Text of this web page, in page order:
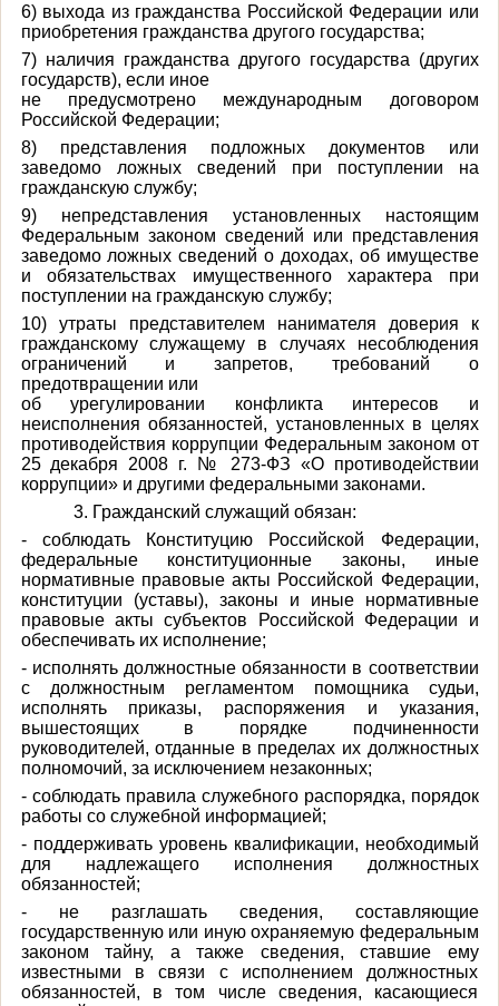
6) выхода из гражданства Российской Федерации или
приобретения гражданства другого государства;
7) наличия гражданства другого государства (других
государств), если иное
не предусмотрено международным договором
Российской Федерации;
8) представления подложных документов или
заведомо ложных сведений при поступлении на
гражданскую службу;
9) непредставления установленных настоящим
Федеральным законом сведений или представления
заведомо ложных сведений о доходах, об имуществе
и обязательствах имущественного характера при
поступлении на гражданскую службу;
10) утраты представителем нанимателя доверия к
гражданскому служащему в случаях несоблюдения
ограничений и запретов, требований о
предотвращении или
об урегулировании конфликта интересов и
неисполнения обязанностей, установленных в целях
противодействия коррупции Федеральным законом от
25 декабря 2008 г. № 273-ФЗ «О противодействии
коррупции» и другими федеральными законами.
3. Гражданский служащий обязан:
- соблюдать Конституцию Российской Федерации,
федеральные конституционные законы, иные
нормативные правовые акты Российской Федерации,
конституции (уставы), законы и иные нормативные
правовые акты субъектов Российской Федерации и
обеспечивать их исполнение;
- исполнять должностные обязанности в соответствии
с должностным регламентом помощника судьи,
исполнять приказы, распоряжения и указания,
вышестоящих в порядке подчиненности
руководителей, отданные в пределах их должностных
полномочий, за исключением незаконных;
- соблюдать правила служебного распорядка, порядок
работы со служебной информацией;
- поддерживать уровень квалификации, необходимый
для надлежащего исполнения должностных
обязанностей;
- не разглашать сведения, составляющие
государственную или иную охраняемую федеральным
законом тайну, а также сведения, ставшие ему
известными в связи с исполнением должностных
обязанностей, в том числе сведения, касающиеся